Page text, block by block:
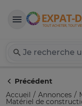
Précédent
Accueil
Annonces
Matériel de